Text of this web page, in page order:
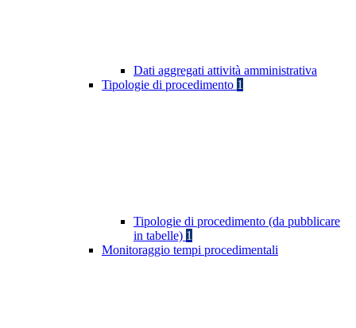
Dati aggregati attività amministrativa
Tipologie di procedimento 1
Tipologie di procedimento (da pubblicare
in tabelle) 1
Monitoraggio tempi procedimentali